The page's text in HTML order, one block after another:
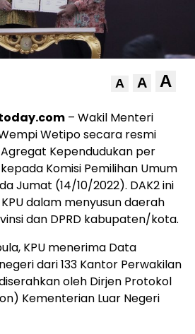
A A A
– Wakil Menteri
Wetipo secara resmi
Kependudukan per
Komisi Pemilihan Umum
Jumat (14/10/2022). DAK2 ini
dalam menyusun daerah
dan DPRD kabupaten/kota.
KPU menerima Data
dari 133 Kantor Perwakilan
oleh Dirjen Protokol
Kementerian Luar Negeri